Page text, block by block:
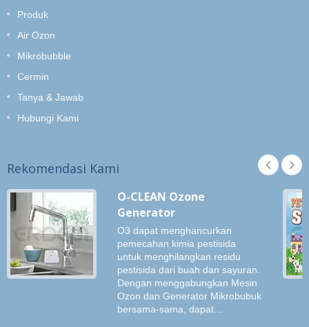
Produk
Air Ozon
Mikrobubble
Cermin
Tanya & Jawab
Hubungi Kami
Rekomendasi Kami
O-CLEAN Ozone
Generator
O3 dapat menghancurkan
pemecahan kimia pestisida
untuk menghilangkan residu
pestisida dari buah dan sayuran.
Dengan menggabungkan Mesin
Ozon dan Generator Mikrobubuk
bersama-sama, dapat...